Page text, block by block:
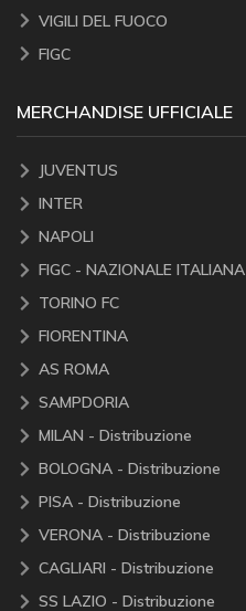
VIGILI DEL FUOCO
FIGC
MERCHANDISE UFFICIALE
JUVENTUS
INTER
NAPOLI
FIGC - NAZIONALE ITALIANA
TORINO FC
FIORENTINA
AS ROMA
SAMPDORIA
MILAN - Distribuzione
BOLOGNA - Distribuzione
PISA - Distribuzione
VERONA - Distribuzione
CAGLIARI - Distribuzione
SS LAZIO - Distribuzione